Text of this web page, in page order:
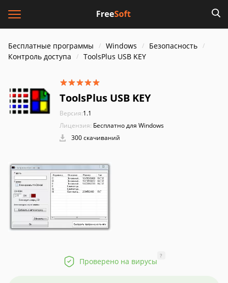
Бесплатные программы Windows
Безопасность
Контроль доступа
ToolsPlus USB KEY
ToolsPlus USB KEY
Версия:1.1
Лицензия: Бесплатно для Windows
300 скачиваний
Проверено на вирусы
?